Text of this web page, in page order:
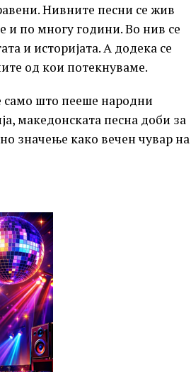
Нивните песни се жив
и по многу години. Во нив се
и историјата. А додека се
од кои потекнуваме.
само што пееше народни
македонската песна доби за
значење како вечен чувар на